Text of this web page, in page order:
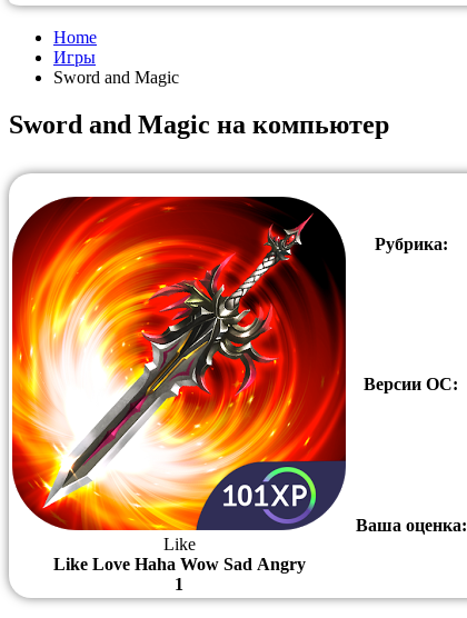
Home
Игры
Sword and Magic
Sword and Magic на компьютер
Like
Like Love Haha Wow Sad Angry
1
Рубрика:
Версии ОС:
Ваша оценка: